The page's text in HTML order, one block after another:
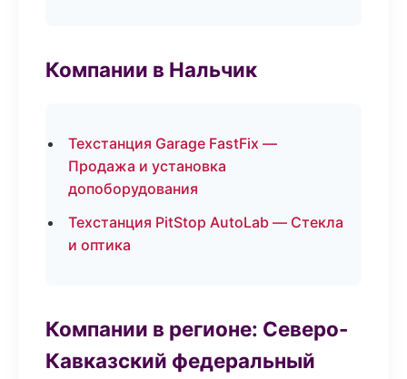
Компании в Нальчик
Техстанция Garage FastFix —
Продажа и установка
допоборудования
Техстанция PitStop AutoLab — Стекла
и оптика
Компании в регионе: Северо-
Кавказский федеральный